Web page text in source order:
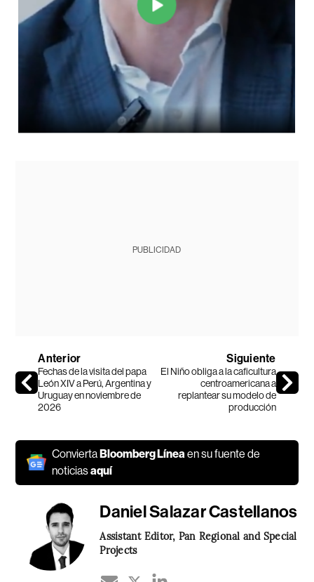
PUBLICIDAD
Anterior
Fechas de la visita del papa
León XIV a Perú, Argentina y
Uruguay en noviembre de
2026
Siguiente
El Niño obliga a la caficultura
centroamericana a
replantear su modelo de
producción
ConviertaBloomberg Línea en su fuente de
noticiasaquí
Daniel Salazar Castellanos
Assistant Editor, Pan Regional and Special
Projects